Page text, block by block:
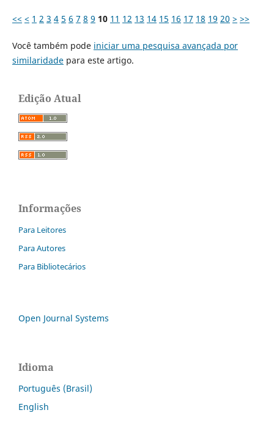
<< < 1 2 3 4 5 6 7 8 9 10 11 12 13 14 15 16 17 18 19 20 > >>
Você também pode iniciar uma pesquisa avançada por
similaridadepara este artigo.
Edição Atual
Informações
Para Leitores
Para Autores
Para Bibliotecários
Open Journal Systems
Idioma
Português (Brasil)
English